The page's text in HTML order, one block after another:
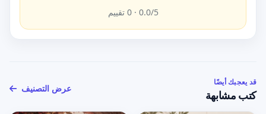
0.0/5 ·
0 تقييم
قد يعجبك أيضًا
كتب مشابهة
عرض التصنيف